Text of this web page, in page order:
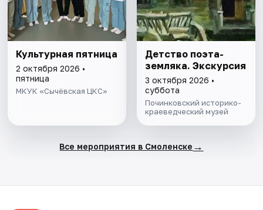
Культурная пятница
2 октября 2026 •
пятница
МКУК «Сычёвская ЦКС»
Детство поэта-
земляка. Экскурсия
3 октября 2026 •
суббота
Починковский историко-
краеведческий музей
Все мероприятия в Смоленске →